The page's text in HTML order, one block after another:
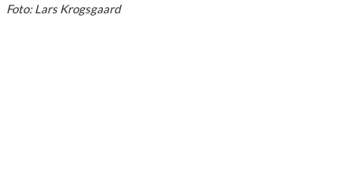
Foto: Lars Krogsgaard